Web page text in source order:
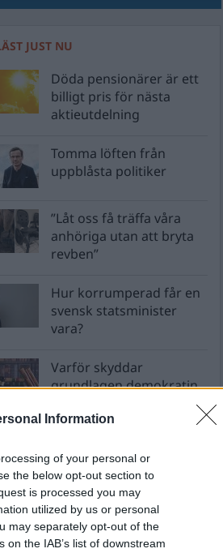
Information
of your personal or
the below opt-out section to
is processed you may
utilized by us or personal
may separately opt-out of the
the IAB’s list of downstream
JUST NU
Döda pensionärer är ett
billigt pris för nästa
aktieutdelning
Tomma löften från
uppblåsta politiker
”Låt oss få träffa våra
anhöriga utan att bryta
revben”
Hur korrumperad får en
svensk statsminister
vara?
Varför skyddar
grundlagen demokratin
bevakning av högerextremismen